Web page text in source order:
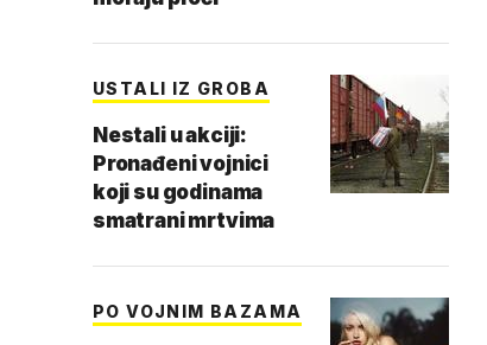
USTALI IZ GROBA
Nestali u akciji:
Pronađeni vojnici
koji su godinama
smatrani mrtvima
PO VOJNIM BAZAMA